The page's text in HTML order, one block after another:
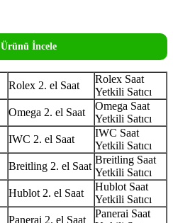
Ürünü İncele
Rolex 2. el Saat
Rolex Saat
Yetkili Satıcı
Omega 2. el Saat
Omega Saat
Yetkili Satıcı
IWC 2. el Saat
IWC Saat
Yetkili Satıcı
Breitling 2. el Saat
Breitling Saat
Yetkili Satıcı
Hublot 2. el Saat
Hublot Saat
Yetkili Satıcı
Panerai 2. el Saat
Panerai Saat